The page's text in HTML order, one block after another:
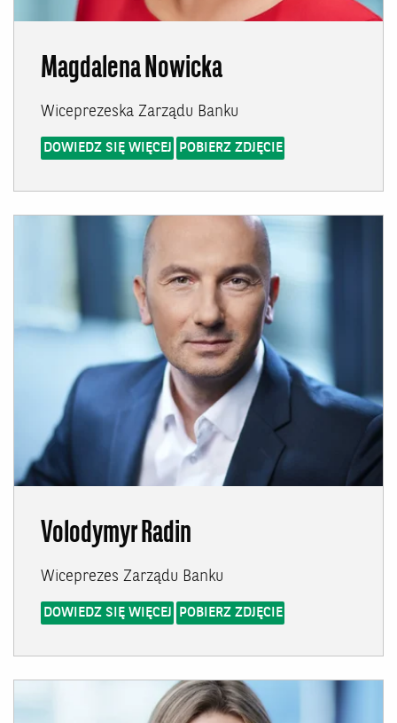
Magdalena Nowicka
Wiceprezeska Zarządu Banku
DOWIEDZ SIĘ WIĘCEJ POBIERZ ZDJĘCIE
Volodymyr Radin
Wiceprezes Zarządu Banku
DOWIEDZ SIĘ WIĘCEJ POBIERZ ZDJĘCIE